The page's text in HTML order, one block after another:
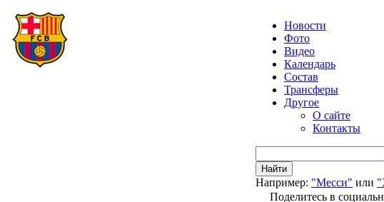
Новости
Фото
Видео
Календарь
Состав
Трансферы
Другое
О сайте
Контакты
Найти
Например: "Месси" или
Поделитесь в